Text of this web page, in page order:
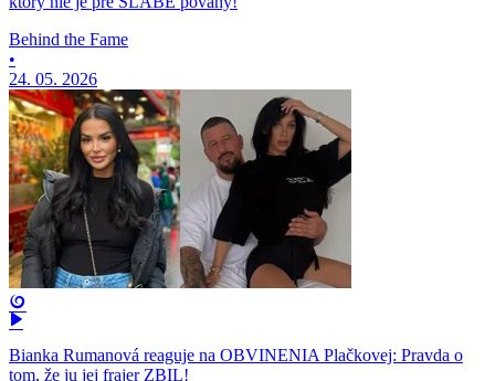
Behind the Fame
•
24. 05. 2026
Bianka Rumanová reaguje na OBVINENIA Plačkovej: Pravda o
tom, že ju jej frajer ZBIL!